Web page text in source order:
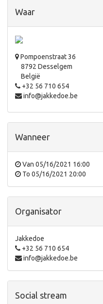
Waar
Pompoenstraat 36
8792 Desselgem
België
+32 56 710 654
info@jakkedoe.be
Wanneer
Van 05/16/2021 16:00
To 05/16/2021 20:00
Organisator
Jakkedoe
+32 56 710 654
info@jakkedoe.be
Social stream